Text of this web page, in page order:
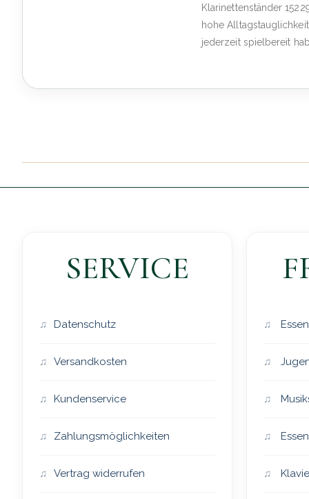
Klarinettenständer
hohe
jederzeit spielbereit
SERVICE
Datenschutz
Versandkosten
Kundenservice
Zahlungsmöglichkeiten
Vertrag widerrufen